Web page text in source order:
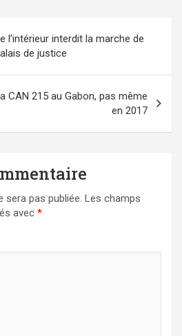
l’intérieur interdit la marche de
de justice
CAN 215 au Gabon, pas même
en 2017
sera pas publiée. Les champs
avec *